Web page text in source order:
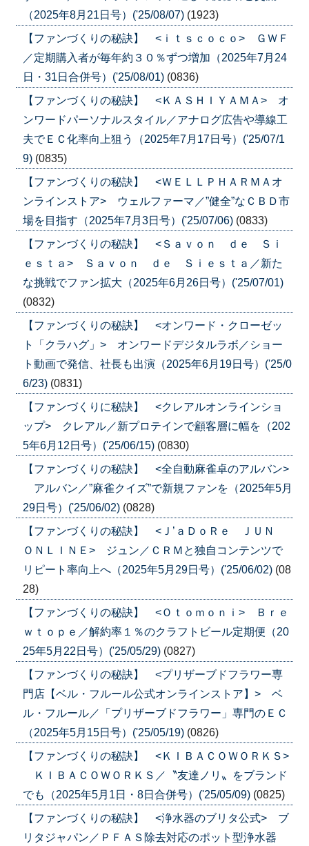
（2025年8月21日号）('25/08/07) (1923)
【ファンづくりの秘訣】 <ｉｔｓｃｏｃｏ> ＧＷＦ
／定期購入者が毎年約３０％ずつ増加（2025年7月24
日・31日合併号）('25/08/01) (0836)
【ファンづくりの秘訣】 <ＫＡＳＨＩＹＡＭＡ> オ
ンワードパーソナルスタイル／アナログ広告や導線工
夫でＥＣ化率向上狙う（2025年7月17日号）('25/07/1
9) (0835)
【ファンづくりの秘訣】 <ＷＥＬＬＰＨＡＲＭＡオ
ンラインストア> ウェルファーマ／”健全”なＣＢＤ市
場を目指す（2025年7月3日号）('25/07/06) (0833)
【ファンづくりの秘訣】 <Ｓａｖｏｎ ｄｅ Ｓｉ
ｅｓｔａ> Ｓａｖｏｎ ｄｅ Ｓｉｅｓｔａ／新た
な挑戦でファン拡大（2025年6月26日号）('25/07/01)
(0832)
【ファンづくりの秘訣】 <オンワード・クローゼッ
ト「クラハグ」> オンワードデジタルラボ／ショー
ト動画で発信、社長も出演（2025年6月19日号）('25/0
6/23) (0831)
【ファンづくりに秘訣】 <クレアルオンラインショ
ップ> クレアル／新プロテインで顧客層に幅を（202
5年6月12日号）('25/06/15) (0830)
【ファンづくりの秘訣】 <全自動麻雀卓のアルバン>
アルバン／”麻雀クイズ”で新規ファンを（2025年5月
29日号）('25/06/02) (0828)
【ファンづくりの秘訣】 <Ｊ’ａＤｏＲｅ ＪＵＮ
ＯＮＬＩＮＥ> ジュン／ＣＲＭと独自コンテンツで
リピート率向上へ（2025年5月29日号）('25/06/02) (08
28)
【ファンづくりの秘訣】 <Ｏｔｏｍｏｎｉ> Ｂｒｅ
ｗｔｏｐｅ／解約率１％のクラフトビール定期便（20
25年5月22日号）('25/05/29) (0827)
【ファンづくりの秘訣】 <プリザーブドフラワー専
門店【ベル・フルール公式オンラインストア】> ベ
ル・フルール／「プリザーブドフラワー」専門のＥＣ
（2025年5月15日号）('25/05/19) (0826)
【ファンづくりの秘訣】 <ＫＩＢＡＣＯＷＯＲＫＳ>
ＫＩＢＡＣＯＷＯＲＫＳ／〝友達ノリ〟をブランド
でも（2025年5月1日・8日合併号）('25/05/09) (0825)
【ファンづくりの秘訣】 <浄水器のブリタ公式> ブ
リタジャパン／ＰＦＡＳ除去対応のポット型浄水器